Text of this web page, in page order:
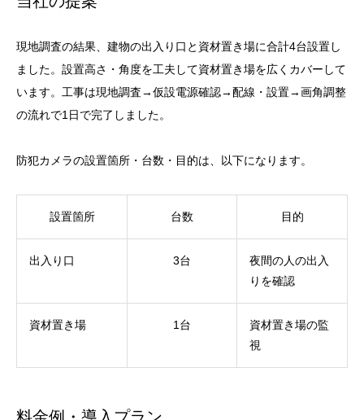
現地調査の結果、建物の出入り口と資材置き場に合計4台設置し
ました。設置高さ・角度を工夫して資材置き場を広くカバーして
います。工事は現地調査→仮設電源確認→配線・設置→画角調整
の流れで1日で完了しました。
防犯カメラの設置箇所・台数・目的は、以下になります。
設置箇所 台数 目的
出入り口 3台
夜間の人の出入
りを確認
資材置き場 1台
資材置き場の監
視